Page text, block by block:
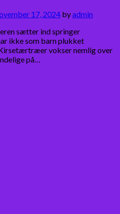
17, 2024 byadmin
sætter ind springer
ikke som barn plukket
vokser nemlig over
på…